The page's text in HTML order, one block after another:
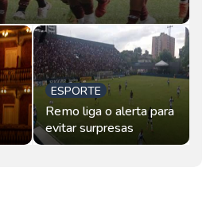
ESPORTE
Remo liga o alerta para
evitar surpresas